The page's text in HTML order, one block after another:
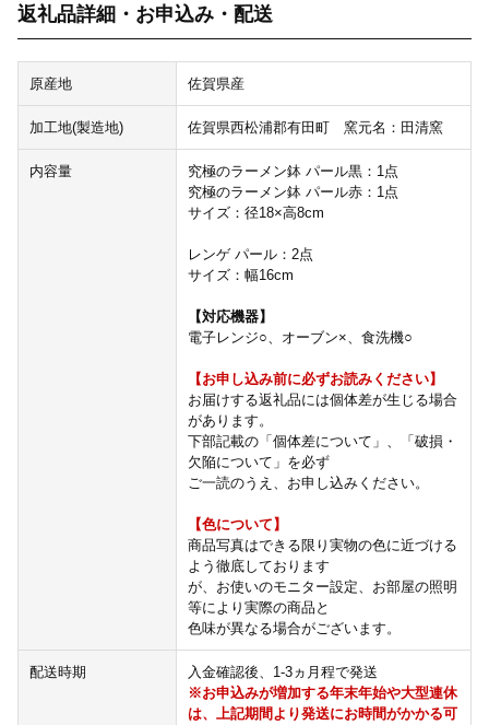
返礼品詳細・お申込み・配送
原産地 佐賀県産
加工地(製造地) 佐賀県西松浦郡有田町 窯元名：田清窯
内容量
究極のラーメン鉢 パール黒：1点
究極のラーメン鉢 パール赤：1点
サイズ：径18×高8cm
レンゲ パール：2点
サイズ：幅16cm
【対応機器】
電子レンジ○、オーブン×、食洗機○
【お申し込み前に必ずお読みください】
お届けする返礼品には個体差が生じる場合
があります。
下部記載の「個体差について」、「破損・
欠陥について」を必ず
ご一読のうえ、お申し込みください。
【色について】
商品写真はできる限り実物の色に近づける
よう徹底しております
が、お使いのモニター設定、お部屋の照明
等により実際の商品と
色味が異なる場合がございます。
配送時期
入金確認後、1-3ヵ月程で発送
※お申込みが増加する年末年始や大型連休
は、上記期間より発送にお時間がかかる可